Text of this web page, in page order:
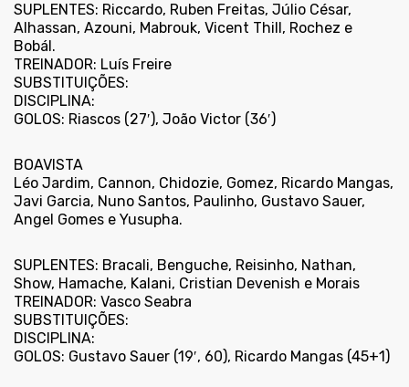
SUPLENTES: Riccardo, Ruben Freitas, Júlio César,
Alhassan, Azouni, Mabrouk, Vicent Thill, Rochez e
Bobál.
TREINADOR: Luís Freire
SUBSTITUIÇÕES:
DISCIPLINA:
GOLOS: Riascos (27′), João Victor (36′)
BOAVISTA
Léo Jardim, Cannon, Chidozie, Gomez, Ricardo Mangas,
Javi Garcia, Nuno Santos, Paulinho, Gustavo Sauer,
Angel Gomes e Yusupha.
SUPLENTES: Bracali, Benguche, Reisinho, Nathan,
Show, Hamache, Kalani, Cristian Devenish e Morais
TREINADOR: Vasco Seabra
SUBSTITUIÇÕES:
DISCIPLINA:
GOLOS: Gustavo Sauer (19′, 60), Ricardo Mangas (45+1)